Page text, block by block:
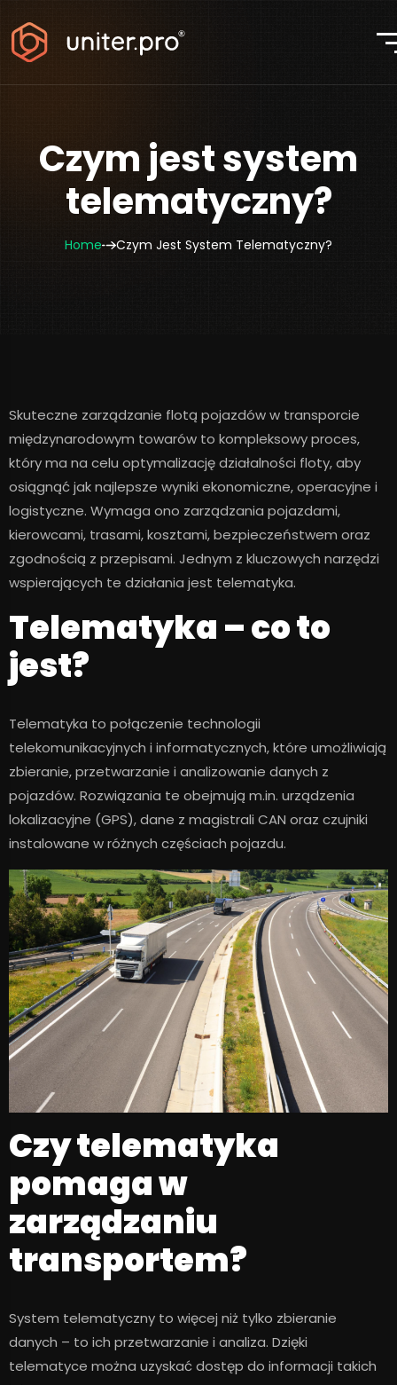
Czym jest system
telematyczny?
Home Czym Jest System Telematyczny?
Skuteczne zarządzanie flotą pojazdów w transporcie
międzynarodowym towarów to kompleksowy proces,
który ma na celu optymalizację działalności floty, aby
osiągnąć jak najlepsze wyniki ekonomiczne, operacyjne i
logistyczne. Wymaga ono zarządzania pojazdami,
kierowcami, trasami, kosztami, bezpieczeństwem oraz
zgodnością z przepisami. Jednym z kluczowych narzędzi
wspierających te działania jest telematyka.
Telematyka – co to
jest?
Telematyka to połączenie technologii
telekomunikacyjnych i informatycznych, które umożliwiają
zbieranie, przetwarzanie i analizowanie danych z
pojazdów. Rozwiązania te obejmują m.in. urządzenia
lokalizacyjne (GPS), dane z magistrali CAN oraz czujniki
instalowane w różnych częściach pojazdu.
Czy telematyka
pomaga w
zarządzaniu
transportem?
System telematyczny to więcej niż tylko zbieranie
danych – to ich przetwarzanie i analiza. Dzięki
telematyce można uzyskać dostęp do informacji takich